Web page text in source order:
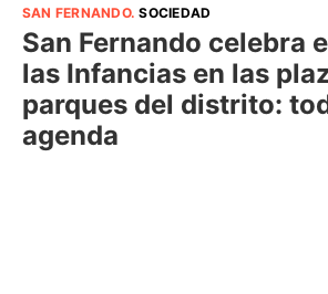
SAN FERNANDO.SOCIEDAD
San Fernando celebra
las Infancias en las
parques del distrito:
agenda